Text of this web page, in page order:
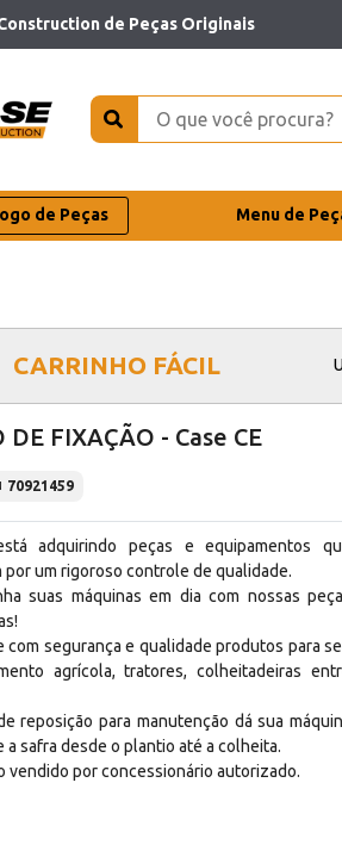
de Peças Originais
de Peças Menu de
CARRINHO FÁCIL
DE FIXAÇÃO - Case CE
70921459
adquirindo peças e equipamentos
por um rigoroso controle de qualidade.
suas máquinas em dia com nossas
com segurança e qualidade produtos para
agrícola, tratores, colheitadeiras
reposição para manutenção dá sua
a safra desde o plantio até a colheita.
vendido por concessionário autorizado.